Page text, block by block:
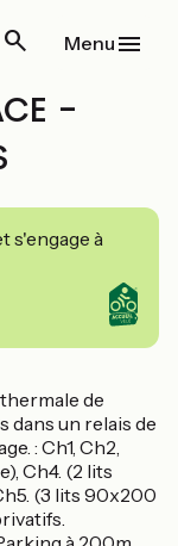
Menu
-
s'engage à
de
dans un relais de
: Ch1, Ch2,
Ch4. (2 lits
(3 lits 90x200